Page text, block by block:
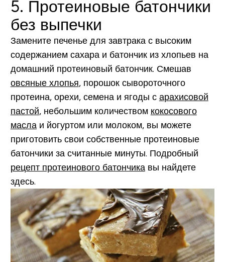
5. Протеиновые батончики
без выпечки
Замените печенье для завтрака с высоким
содержанием сахара и батончик из хлопьев на
домашний протеиновый батончик. Смешав
овсяные хлопья, порошок сывороточного
протеина, орехи, семена и ягоды с арахисовой
пастой, небольшим количеством кокосового
маслаи йогуртом или молоком, вы можете
приготовить свои собственные протеиновые
батончики за считанные минуты. Подробный
рецепт протеинового батончикавы найдете
здесь.